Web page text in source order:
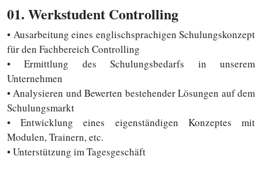
01. Werkstudent Controlling
• Ausarbeitung eines englischsprachigen Schulungskonzept
für den Fachbereich Controlling
• Ermittlung des Schulungsbedarfs in unserem
Unternehmen
• Analysieren und Bewerten bestehender Lösungen auf dem
Schulungsmarkt
• Entwicklung eines eigenständigen Konzeptes mit
Modulen, Trainern, etc.
• Unterstützung im Tagesgeschäft